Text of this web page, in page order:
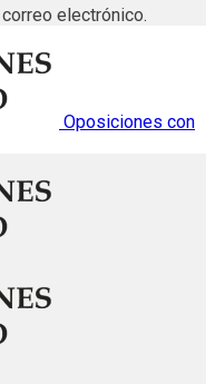
electrónico.
Oposiciones con